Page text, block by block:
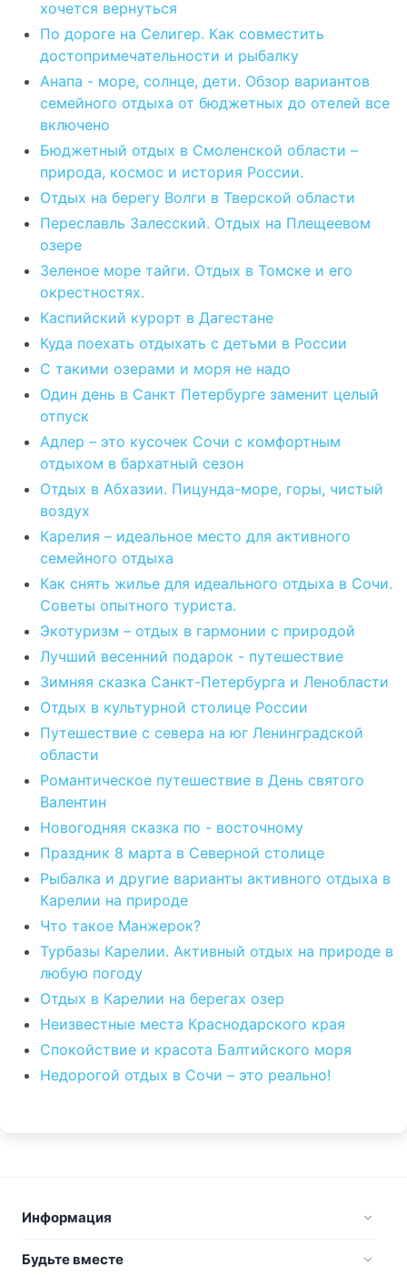
хочется вернуться
По дороге на Селигер. Как совместить
достопримечательности и рыбалку
Анапа - море, солнце, дети. Обзор вариантов
семейного отдыха от бюджетных до отелей все
включено
Бюджетный отдых в Смоленской области –
природа, космос и история России.
Отдых на берегу Волги в Тверской области
Переславль Залесский. Отдых на Плещеевом
озере
Зеленое море тайги. Отдых в Томске и его
окрестностях.
Каспийский курорт в Дагестане
Куда поехать отдыхать с детьми в России
С такими озерами и моря не надо
Один день в Санкт Петербурге заменит целый
отпуск
Адлер – это кусочек Сочи с комфортным
отдыхом в бархатный сезон
Отдых в Абхазии. Пицунда-море, горы, чистый
воздух
Карелия – идеальное место для активного
семейного отдыха
Как снять жилье для идеального отдыха в Сочи.
Советы опытного туриста.
Экотуризм – отдых в гармонии с природой
Лучший весенний подарок - путешествие
Зимняя сказка Санкт-Петербурга и Ленобласти
Отдых в культурной столице России
Путешествие с севера на юг Ленинградской
области
Романтическое путешествие в День святого
Валентин
Новогодняя сказка по - восточному
Праздник 8 марта в Северной столице
Рыбалка и другие варианты активного отдыха в
Карелии на природе
Что такое Манжерок?
Турбазы Карелии. Активный отдых на природе в
любую погоду
Отдых в Карелии на берегах озер
Неизвестные места Краснодарского края
Спокойствие и красота Балтийского моря
Недорогой отдых в Сочи – это реально!
Информация
Будьте вместе